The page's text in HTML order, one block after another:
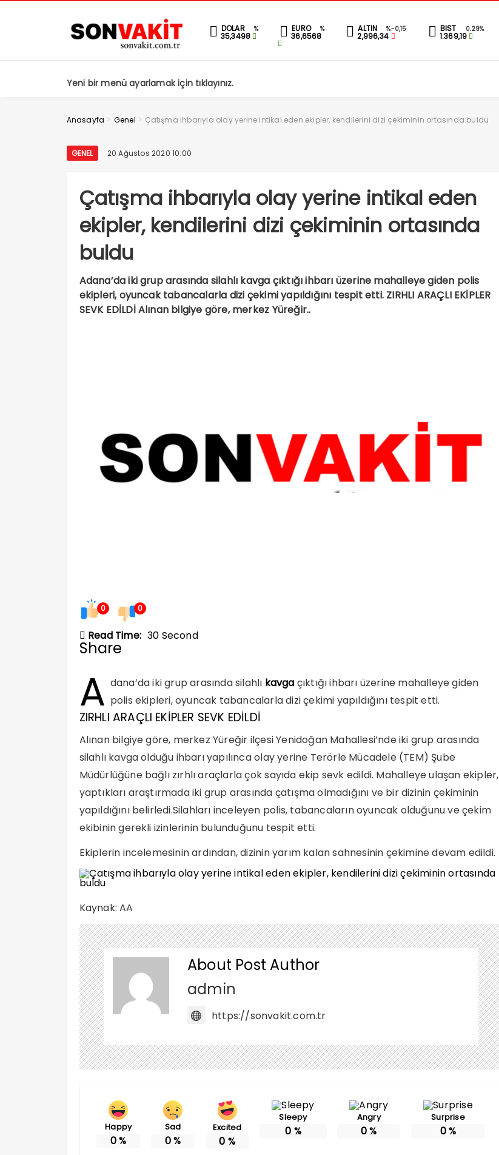
DOLAR %
35,3498
EURO %
36,6568
ALTIN %-0,15
2,996,34
BIST 0.29%
1.369,19
Yeni bir menü ayarlamak için tıklayınız.
Anasayfa > Genel > Çatışma ihbarıyla olay yerine intikal eden ekipler, kendilerini dizi çekiminin ortasında buldu
GENEL 20 Ağustos 2020 10:00
Çatışma ihbarıyla olay yerine intikal eden
ekipler, kendilerini dizi çekiminin ortasında
buldu
Adana’da iki grup arasında silahlı kavga çıktığı ihbarı üzerine mahalleye giden polis
ekipleri, oyuncak tabancalarla dizi çekimi yapıldığını tespit etti. ZIRHLI ARAÇLI EKİPLER
SEVK EDİLDİ Alınan bilgiye göre, merkez Yüreğir..
0 0
Read Time: 30 Second
Share
A dana’da iki grup arasında silahlı kavga çıktığı ihbarı üzerine mahalleye giden
polis ekipleri, oyuncak tabancalarla dizi çekimi yapıldığını tespit etti.
ZIRHLI ARAÇLI EKİPLER SEVK EDİLDİ
Alınan bilgiye göre, merkez Yüreğir ilçesi Yenidoğan Mahallesi’nde iki grup arasında
silahlı kavga olduğu ihbarı yapılınca olay yerine Terörle Mücadele (TEM) Şube
Müdürlüğüne bağlı zırhlı araçlarla çok sayıda ekip sevk edildi. Mahalleye ulaşan ekipler,
yaptıkları araştırmada iki grup arasında çatışma olmadığını ve bir dizinin çekiminin
yapıldığını belirledi.Silahları inceleyen polis, tabancaların oyuncak olduğunu ve çekim
ekibinin gerekli izinlerinin bulunduğunu tespit etti.
Ekiplerin incelemesinin ardından, dizinin yarım kalan sahnesinin çekimine devam edildi.
Kaynak: AA
About Post Author
admin
https://sonvakit.com.tr
Happy
0%
Sad
0%
Excited
0 %
Sleepy
0 %
Angry
0%
Surprise
0%